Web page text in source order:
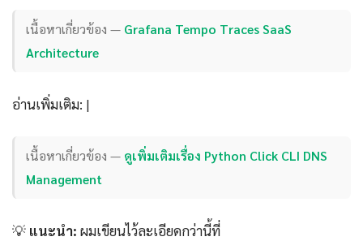
เนื้อหาเกี่ยวข้อง — Grafana Tempo Traces SaaS
Architecture
อ่านเพิ่มเติม: |
เนื้อหาเกี่ยวข้อง — ดูเพิ่มเติมเรื่อง Python Click CLI DNS
Management
💡 แนะนำ: ผมเขียนไว้ละเอียดกว่านี้ที่